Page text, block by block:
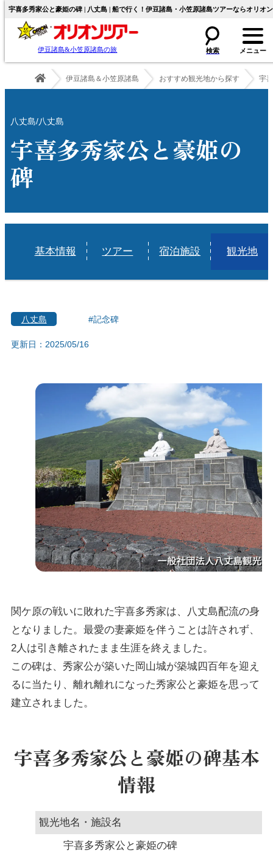
宇喜多秀家公と豪姫の碑 | 八丈島 | 船で行く！伊豆諸島・小笠原諸島ツアーならオリオ
伊豆諸島&小笠原諸島の旅
伊豆諸島＆小笠原諸島 おすすめ観光地から探す 宇
八丈島/八丈島
宇喜多秀家公と豪姫の
碑
基本情報 ツアー 宿泊施設 観光地
八丈島 #記念碑
更新日：2025/05/16
関ケ原の戦いに敗れた宇喜多秀家は、八丈島配流の身
となりました。最愛の妻豪姫を伴うことは許されず、
2人は引き離されたまま生涯を終えました。
この碑は、秀家公が築いた岡山城が築城四百年を迎え
るに当たり、離れ離れになった秀家公と豪姫を思って
建立されました。
宇喜多秀家公と豪姫の碑基本
情報
観光地名・施設名
宇喜多秀家公と豪姫の碑